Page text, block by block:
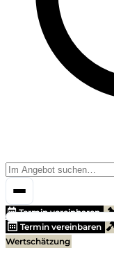
Termin vereinbaren
Termin vereinbaren
Wertschätzung